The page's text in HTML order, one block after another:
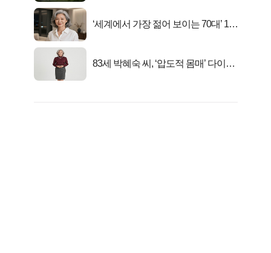
‘세계에서 가장 젊어 보이는 70대’ 1위
83세 박혜숙 씨, ‘압도적 몸매’ 다이어